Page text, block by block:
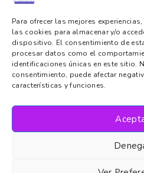
Para ofrecer las mejores
las cookies para almacenar y/o
dispositivo. El consentimiento de
procesar datos como el
identificaciones únicas en este sitio.
consentimiento, puede afectar
características y funciones.
Servicios
Cuenta
Información